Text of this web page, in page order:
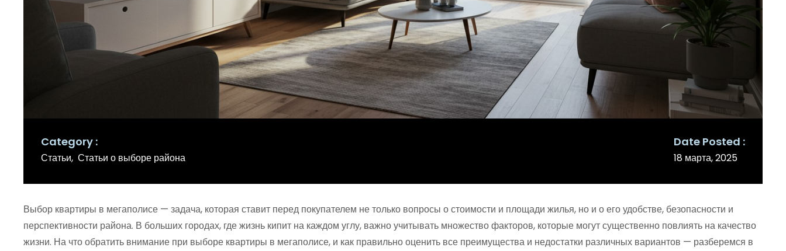
Category
Статьи Статьи о выборе района
Date Posted
18 марта, 2025
Выбор квартиры в мегаполисе — задача, которая ставит перед покупателем не только вопросы о стоимости и площади жилья, но и о его удобстве, безопасности и
перспективности района. В больших городах, где жизнь кипит на каждом углу, важно учитывать множество факторов, которые могут существенно повлиять на качество
жизни. На что обратить внимание при выборе квартиры в мегаполисе, и как правильно оценить все преимущества и недостатки различных вариантов — разберемся в